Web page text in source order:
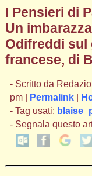
I Pensieri di
Un
Odifreddi sul
francese, di
- Scritto da
pm |
Permalink|
- Tag usati:
- Segnala questo